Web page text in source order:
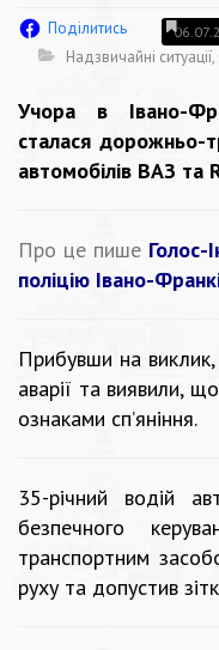
Поділитись
Надзвичайні ситуації,
Учора в Івано-
сталася дорожньо-
автомобілів ВАЗ та
Про це пише Голос-
поліцію Івано-
Прибувши на виклик,
аварії та виявили,
ознаками сп’яніння.
35-річний водій
безпечного
транспортним
руху та допустив